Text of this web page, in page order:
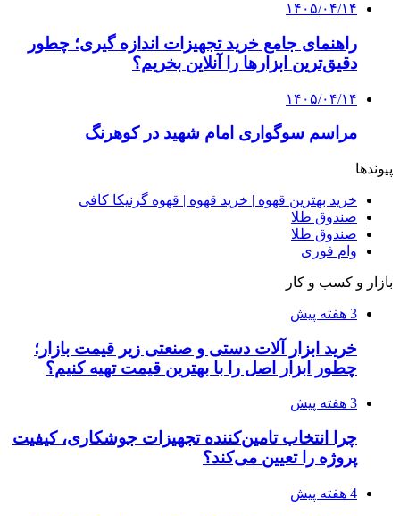
۱۴۰۵/۰۴/۱۴
راهنمای جامع خرید تجهیزات اندازه گیری؛ چطور
دقیق‌ترین ابزارها را آنلاین بخریم؟
۱۴۰۵/۰۴/۱۴
مراسم سوگواری امام شهید در کوهرنگ
پیوندها
خرید بهترین قهوه | خرید قهوه | قهوه گرنیکا کافی
صندوق طلا
صندوق طلا
وام فوری
بازار و کسب و کار
3 هفته پیش
خرید ابزار آلات دستی و صنعتی زیر قیمت بازار؛
چطور ابزار اصل را با بهترین قیمت تهیه کنیم؟
3 هفته پیش
چرا انتخاب تامین‌کننده تجهیزات جوشکاری، کیفیت
پروژه را تعیین می‌کند؟
4 هفته پیش